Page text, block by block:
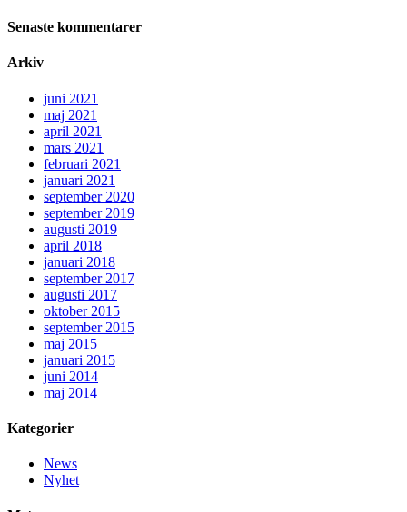
Senaste kommentarer
Arkiv
juni 2021
maj 2021
april 2021
mars 2021
februari 2021
januari 2021
september 2020
september 2019
augusti 2019
april 2018
januari 2018
september 2017
augusti 2017
oktober 2015
september 2015
maj 2015
januari 2015
juni 2014
maj 2014
Kategorier
News
Nyhet